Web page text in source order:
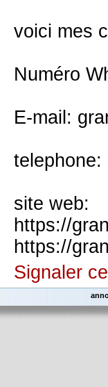
voici mes
Numéro
E-mail:
telephone:
site web:
https://
https://
Signaler